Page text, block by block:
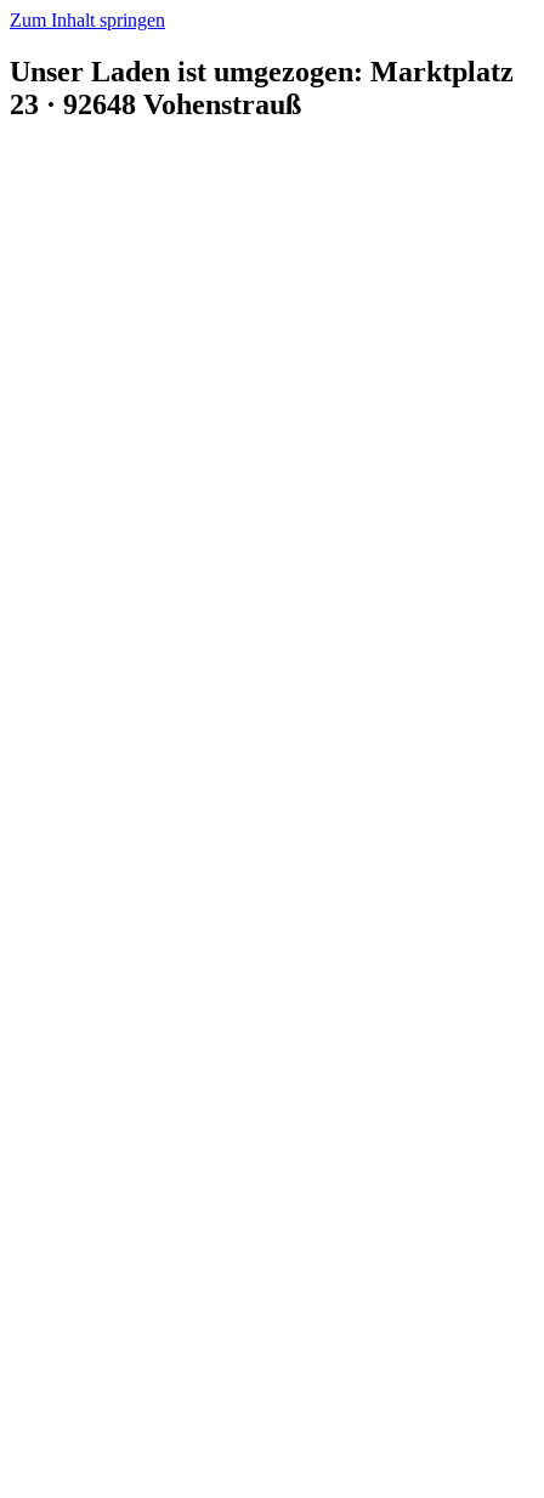
Zum Inhalt springen
Unser Laden ist umgezogen: Marktplatz
23 · 92648 Vohenstrauß